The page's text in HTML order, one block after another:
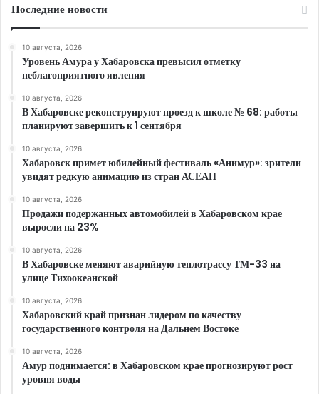
Последние новости
10 августа, 2026
Уровень Амура у Хабаровска превысил отметку
неблагоприятного явления
10 августа, 2026
В Хабаровске реконструируют проезд к школе № 68: работы
планируют завершить к 1 сентября
10 августа, 2026
Хабаровск примет юбилейный фестиваль «Анимур»: зрители
увидят редкую анимацию из стран АСЕАН
10 августа, 2026
Продажи подержанных автомобилей в Хабаровском крае
выросли на 23%
10 августа, 2026
В Хабаровске меняют аварийную теплотрассу ТМ-33 на
улице Тихоокеанской
10 августа, 2026
Хабаровский край признан лидером по качеству
государственного контроля на Дальнем Востоке
10 августа, 2026
Амур поднимается: в Хабаровском крае прогнозируют рост
уровня воды